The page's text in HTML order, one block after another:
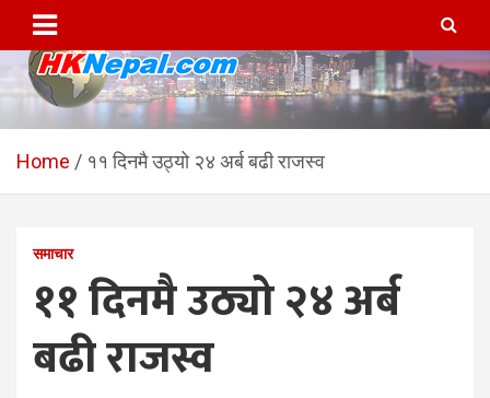
content
HKNepal.com – हङकङबाट
सञ्चालित पहिलो नेपाली अनलाईन
hknepal, hknepal.com, hk nepal, hk nepal com
Home ११ दिनमै उठ्यो २४ अर्ब बढी राजस्व
समाचार
११ दिनमै उठ्यो २४ अर्ब
बढी राजस्व